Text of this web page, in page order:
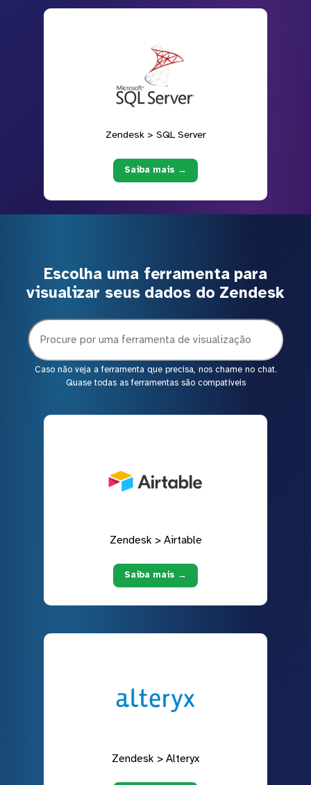
Zendesk > SQL Server
Saiba mais →
Escolha uma ferramenta para
visualizar seus dados do Zendesk
Caso não veja a ferramenta que precisa, nos chame no chat.
Quase todas as ferramentas são compatíveis
Zendesk > Airtable
Saiba mais →
Zendesk > Alteryx